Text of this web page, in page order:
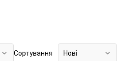
Сортування Нові